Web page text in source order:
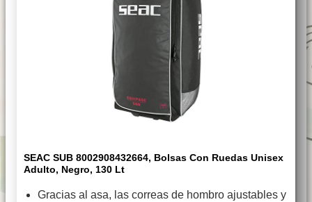
SEAC SUB 8002908432664, Bolsas Con Ruedas Unisex
Adulto, Negro, 130 Lt
Gracias al asa, las correas de hombro ajustables y